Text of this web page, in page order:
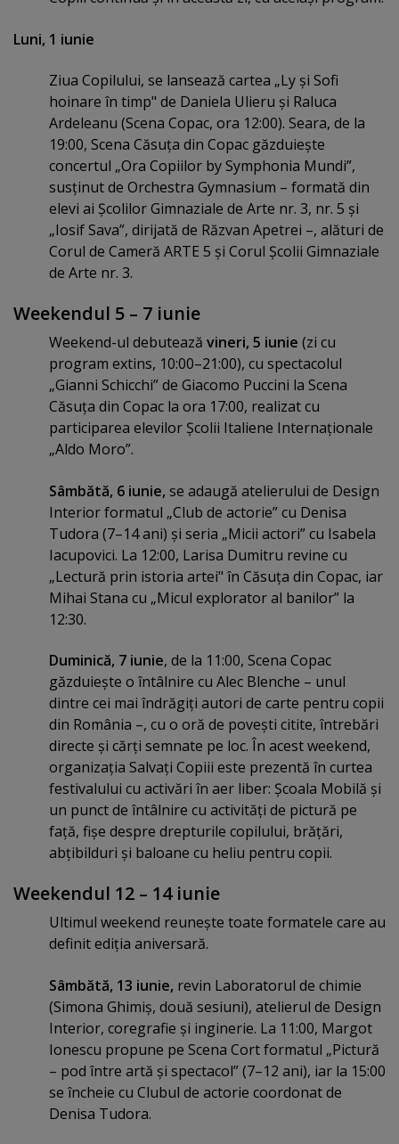
Luni, 1 iunie
Ziua Copilului, se lansează cartea „Ly şi Sofi
hoinare în timp" de Daniela Ulieru şi Raluca
Ardeleanu (Scena Copac, ora 12:00). Seara, de la
19:00, Scena Căsuţa din Copac găzduieşte
concertul „Ora Copiilor by Symphonia Mundi”,
susţinut de Orchestra Gymnasium – formată din
elevi ai Şcolilor Gimnaziale de Arte nr. 3, nr. 5 şi
„Iosif Sava”, dirijată de Răzvan Apetrei –, alături de
Corul de Cameră ARTE 5 şi Corul Şcolii Gimnaziale
de Arte nr. 3.
Weekendul 5 – 7 iunie
Weekend-ul debutează vineri, 5 iunie (zi cu
program extins, 10:00–21:00), cu spectacolul
„Gianni Schicchi” de Giacomo Puccini la Scena
Căsuţa din Copac la ora 17:00, realizat cu
participarea elevilor Şcolii Italiene Internaţionale
„Aldo Moro”.
Sâmbătă, 6 iunie, se adaugă atelierului de Design
Interior formatul „Club de actorie” cu Denisa
Tudora (7–14 ani) şi seria „Micii actori” cu Isabela
Iacupovici. La 12:00, Larisa Dumitru revine cu
„Lectură prin istoria artei" în Căsuţa din Copac, iar
Mihai Stana cu „Micul explorator al banilor” la
12:30.
Duminică, 7 iunie, de la 11:00, Scena Copac
găzduieşte o întâlnire cu Alec Blenche – unul
dintre cei mai îndrăgiţi autori de carte pentru copii
din România –, cu o oră de poveşti citite, întrebări
directe şi cărţi semnate pe loc. În acest weekend,
organizaţia Salvaţi Copiii este prezentă în curtea
festivalului cu activări în aer liber: Şcoala Mobilă şi
un punct de întâlnire cu activităţi de pictură pe
faţă, fişe despre drepturile copilului, brăţări,
abţibilduri şi baloane cu heliu pentru copii.
Weekendul 12 – 14 iunie
Ultimul weekend reuneşte toate formatele care au
definit ediţia aniversară.
Sâmbătă, 13 iunie, revin Laboratorul de chimie
(Simona Ghimiş, două sesiuni), atelierul de Design
Interior, coregrafie şi inginerie. La 11:00, Margot
Ionescu propune pe Scena Cort formatul „Pictură
– pod între artă şi spectacol” (7–12 ani), iar la 15:00
se încheie cu Clubul de actorie coordonat de
Denisa Tudora.